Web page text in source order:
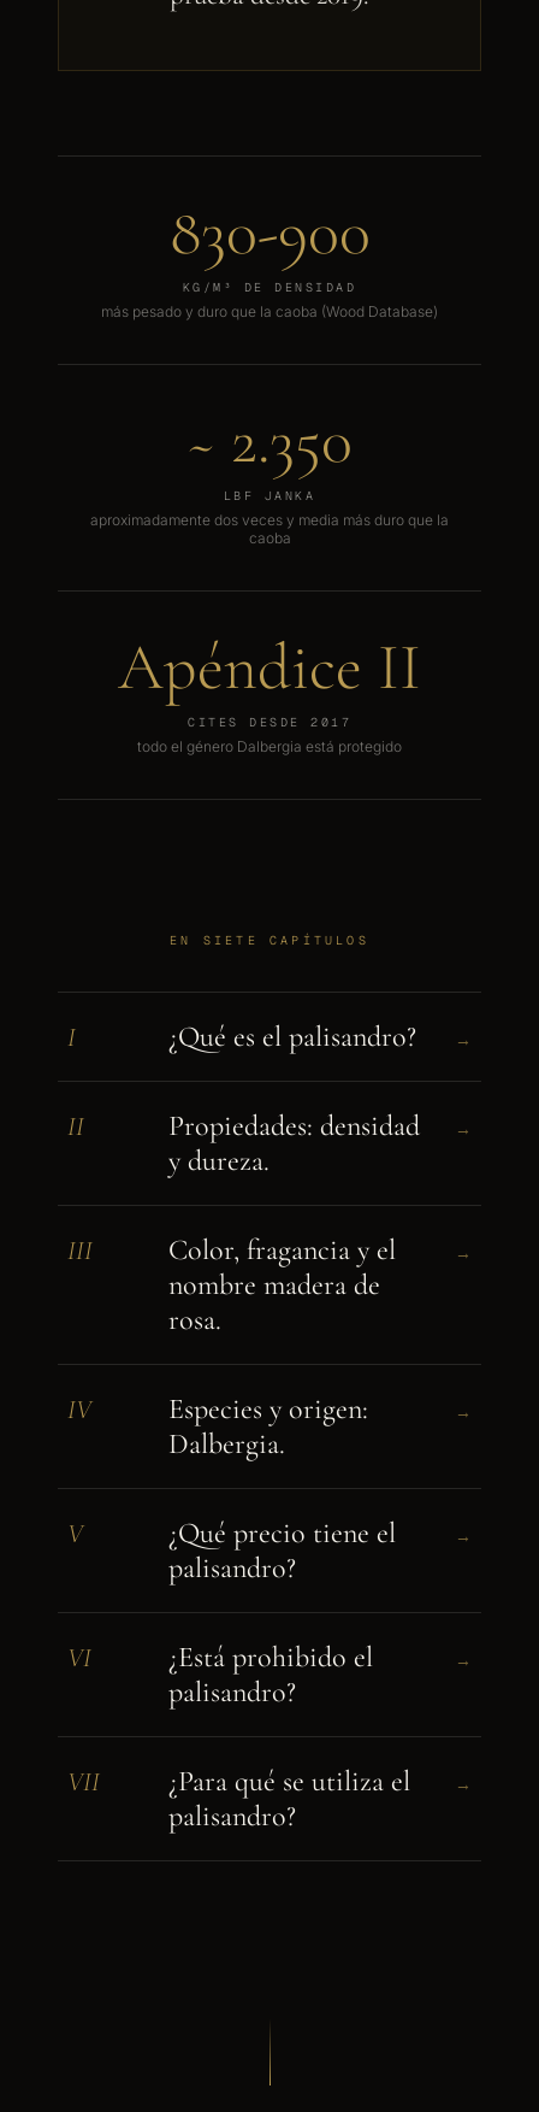
830-900
KG/M³ DE DENSIDAD
más pesado y duro que la caoba (Wood Database)
~ 2.350
LBF JANKA
aproximadamente dos veces y media más duro que la
caoba
Apéndice II
CITES DESDE 2017
todo el género Dalbergia está protegido
EN SIETE CAPÍTULOS
I ¿Qué es el palisandro? →
II
Propiedades: densidad
y dureza.
→
III
Color, fragancia y el
nombre madera de
rosa.
→
IV
Especies y origen:
Dalbergia.
→
V
¿Qué precio tiene el
palisandro?
→
VI
¿Está prohibido el
palisandro?
→
VII
¿Para qué se utiliza el
palisandro?
→